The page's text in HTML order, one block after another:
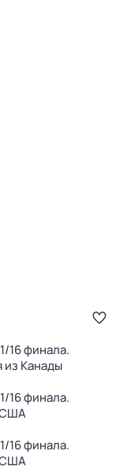
16 финала.
Канады
16 финала.
США
16 финала.
США